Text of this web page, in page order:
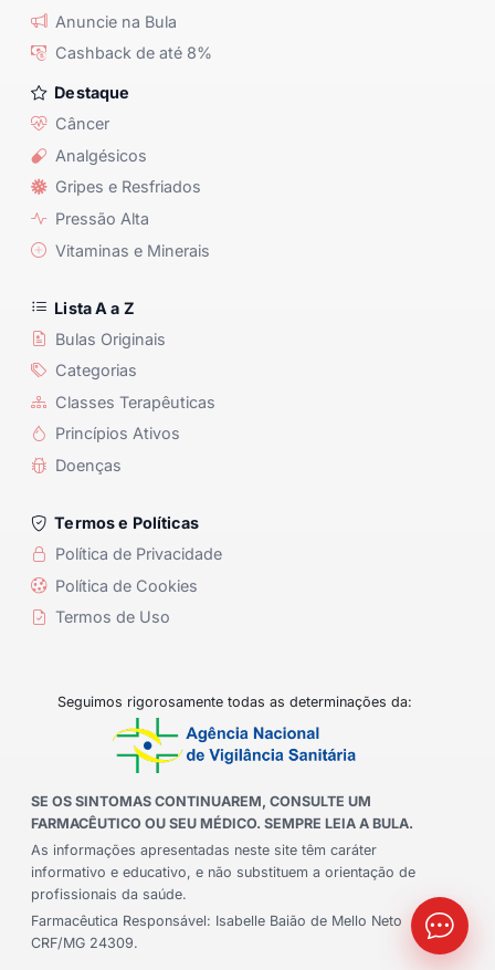
Anuncie na Bula
Cashback de até 8%
Destaque
Câncer
Analgésicos
Gripes e Resfriados
Pressão Alta
Vitaminas e Minerais
Lista A a Z
Bulas Originais
Categorias
Classes Terapêuticas
Princípios Ativos
Doenças
Termos e Políticas
Política de Privacidade
Política de Cookies
Termos de Uso
Seguimos rigorosamente todas as determinações da:
SE OS SINTOMAS CONTINUAREM, CONSULTE UM
FARMACÊUTICO OU SEU MÉDICO. SEMPRE LEIA A BULA.
As informações apresentadas neste site têm caráter
informativo e educativo, e não substituem a orientação de
profissionais da saúde.
Farmacêutica Responsável: Isabelle Baião de Mello Neto
CRF/MG 24309.